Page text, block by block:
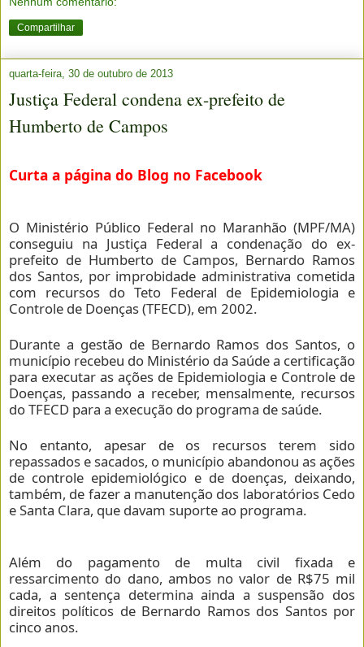
Compartilhar
quarta-feira, 30 de outubro de 2013
Justiça Federal condena ex-prefeito de
Humberto de Campos
Curta a página do Blog no Facebook
O Ministério Público Federal no Maranhão (MPF/MA)
conseguiu na Justiça Federal a condenação do ex-
prefeito de Humberto de Campos, Bernardo Ramos
dos Santos, por improbidade administrativa cometida
com recursos do Teto Federal de Epidemiologia e
Controle de Doenças (TFECD), em 2002.
Durante a gestão de Bernardo Ramos dos Santos, o
município recebeu do Ministério da Saúde a certificação
para executar as ações de Epidemiologia e Controle de
Doenças, passando a receber, mensalmente, recursos
do TFECD para a execução do programa de saúde.
No entanto, apesar de os recursos terem sido
repassados e sacados, o município abandonou as ações
de controle epidemiológico e de doenças, deixando,
também, de fazer a manutenção dos laboratórios Cedo
e Santa Clara, que davam suporte ao programa.
Além do pagamento de multa civil fixada e
ressarcimento do dano, ambos no valor de R$75 mil
cada, a sentença determina ainda a suspensão dos
direitos políticos de Bernardo Ramos dos Santos por
cinco anos.